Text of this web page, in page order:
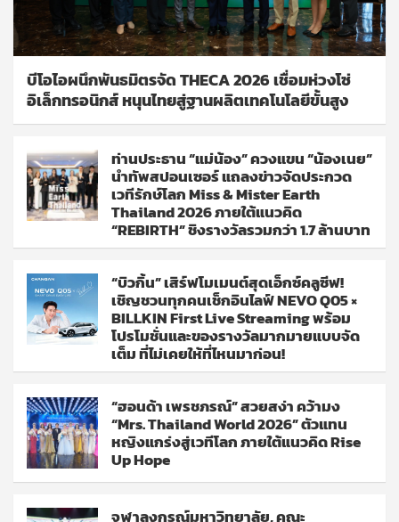
บีโอไอผนึกพันธมิตรจัด THECA 2026 เชื่อมห่วงโซ่
อิเล็กทรอนิกส์ หนุนไทยสู่ฐานผลิตเทคโนโลยีขั้นสูง
ท่านประธาน “แม่น้อง” ควงแขน “น้องเนย”
นำทัพสปอนเซอร์ แถลงข่าวจัดประกวด
เวทีรักษ์โลก Miss & Mister Earth
Thailand 2026 ภายใต้แนวคิด
“REBIRTH” ชิงรางวัลรวมกว่า 1.7 ล้านบาท
“บิวกิ้น” เสิร์ฟโมเมนต์สุดเอ็กซ์คลูซีฟ!
เชิญชวนทุกคนเช็กอินไลฟ์ NEVO Q05 ×
BILLKIN First Live Streaming พร้อม
โปรโมชั่นและของรางวัลมากมายแบบจัด
เต็ม ที่ไม่เคยให้ที่ไหนมาก่อน!
“ฮอนด้า เพรชภรณ์” สวยสง่า คว้ามง
“Mrs. Thailand World 2026” ตัวแทน
หญิงแกร่งสู่เวทีโลก ภายใต้แนวคิด Rise
Up Hope
จุฬาลงกรณ์มหาวิทยาลัย, คณะ